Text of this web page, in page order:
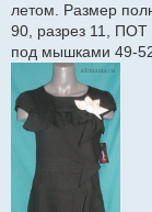
летом. Размер
90, разрез 11,
под мышками 49-